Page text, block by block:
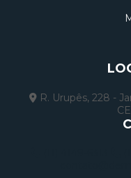
R. Urupês, 228 -